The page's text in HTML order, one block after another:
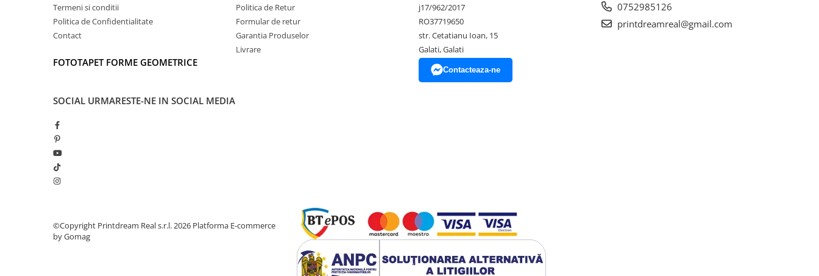
Termeni si conditii
Politica de Confidentialitate
Contact
FOTOTAPET FORME GEOMETRICE
Politica de Retur
Formular de retur
Garantia Produselor
Livrare
j17/962/2017
RO37719650
str. Cetatianu Ioan, 15
Galati, Galati
Contacteaza-ne
0752985126
printdreamreal@gmail.com
SOCIAL URMARESTE-NE IN SOCIAL MEDIA
©Copyright Printdream Real s.r.l. 2026 Platforma E-commerce
by Gomag